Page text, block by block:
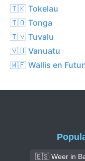
🇹🇰 Tokelau
🇹🇴 Tonga
🇹🇻 Tuvalu
🇻🇺 Vanuatu
🇼🇫 Wallis en
🇪🇸 Weer in